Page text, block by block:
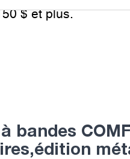
$ et plus.
bandes